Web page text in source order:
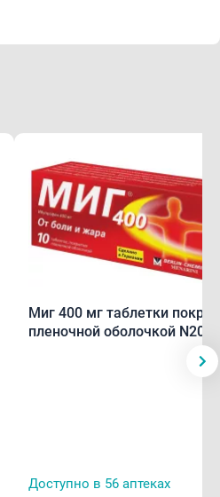
Миг 400 мг таблетки
пленочной оболочкой N20
Доступно в 56 аптеках